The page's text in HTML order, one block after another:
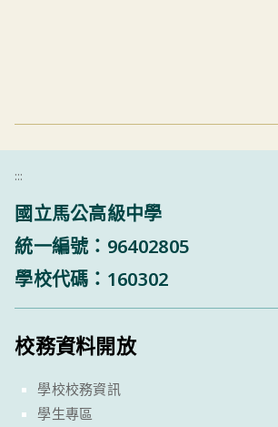
:::
國立馬公高級中學
統一編號：96402805
學校代碼：160302
校務資料開放
學校校務資訊
學生專區